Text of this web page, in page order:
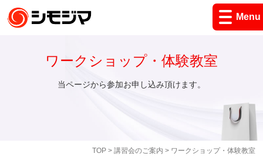
Menu
TOP> 講習会のご案内 > ワークショップ・体験教室
ワークショップ・体験教室
当ページから参加お申し込み頂けます。